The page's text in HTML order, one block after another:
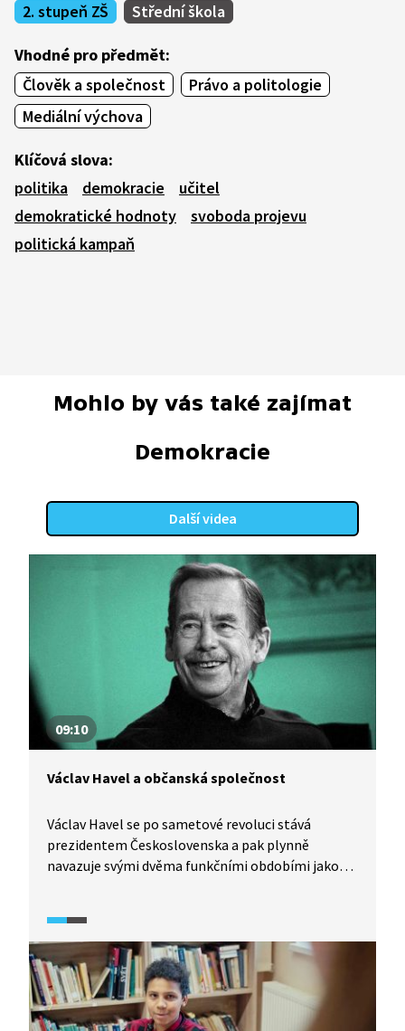
2. stupeň ZŠ
Střední škola
Vhodné pro předmět:
Člověk a společnost
Právo a politologie
Mediální výchova
Klíčová slova:
politika
demokracie
učitel
demokratické hodnoty
svoboda projevu
politická kampaň
Mohlo by vás také zajímat
Demokracie
Další videa
09:10
Václav Havel a občanská společnost
Václav Havel se po sametové revoluci stává
prezidentem Československa a pak plynně
navazuje svými dvěma funkčními obdobími jako
a povzbuzovat občany k jejímu rozvoji, k budování
demokratického a svobodného státu, k aktivnímu
a zodpovědnému zapojování do jeho dění. Havel
zůstává aktivním občanem i po odchodu z funkce
prezidenta. Video je součástí vzdělávací série